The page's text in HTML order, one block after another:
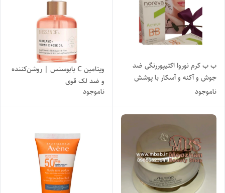
ب ب کرم نوروا اکتیپوررنگی ضد
جوش و آکنه و آسکار با پوشش
طبیعی"
ناموجود
ویتامین C بابوسنس | روشن‌کننده
و ضد لک قوی
ناموجود